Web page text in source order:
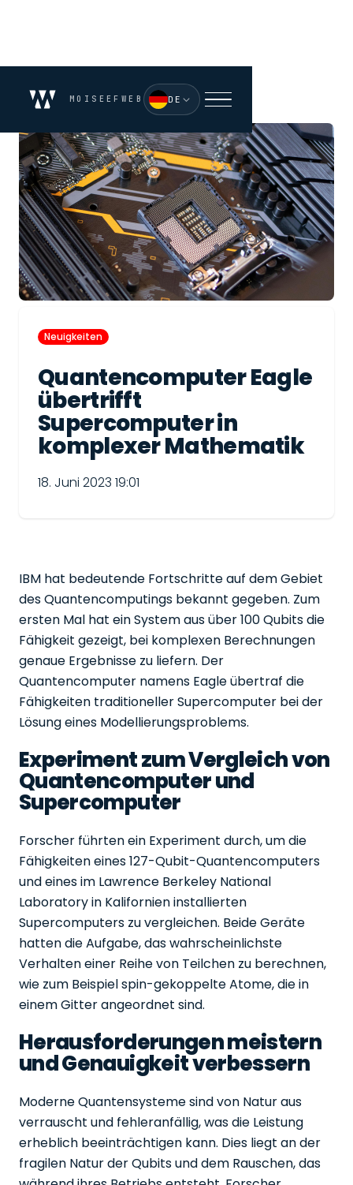
MOISEEFWEB DE
Neuigkeiten
Quantencomputer Eagle
übertrifft
Supercomputer in
komplexer Mathematik
18. Juni 2023 19:01
IBM hat bedeutende Fortschritte auf dem Gebiet
des Quantencomputings bekannt gegeben. Zum
ersten Mal hat ein System aus über 100 Qubits die
Fähigkeit gezeigt, bei komplexen Berechnungen
genaue Ergebnisse zu liefern. Der
Quantencomputer namens Eagle übertraf die
Fähigkeiten traditioneller Supercomputer bei der
Lösung eines Modellierungsproblems.
Experiment zum Vergleich von
Quantencomputer und
Supercomputer
Forscher führten ein Experiment durch, um die
Fähigkeiten eines 127-Qubit-Quantencomputers
und eines im Lawrence Berkeley National
Laboratory in Kalifornien installierten
Supercomputers zu vergleichen. Beide Geräte
hatten die Aufgabe, das wahrscheinlichste
Verhalten einer Reihe von Teilchen zu berechnen,
wie zum Beispiel spin-gekoppelte Atome, die in
einem Gitter angeordnet sind.
Herausforderungen meistern
und Genauigkeit verbessern
Moderne Quantensysteme sind von Natur aus
verrauscht und fehleranfällig, was die Leistung
erheblich beeinträchtigen kann. Dies liegt an der
fragilen Natur der Qubits und dem Rauschen, das